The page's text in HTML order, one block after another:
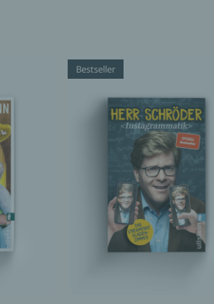
Bestseller